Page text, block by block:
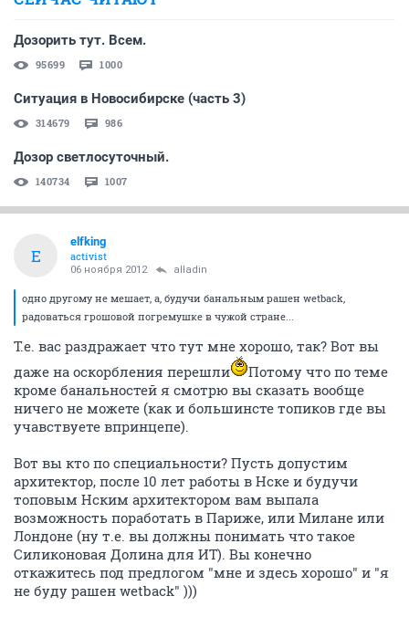
Дозорить тут. Всем.
95699 1000
Ситуация в Новосибирске (часть 3)
314679 986
Дозор светлосуточный.
140734 1007
E
elfking
activist
06 ноября 2012 alladin
одно другому не мешает, а, будучи банальным рашен wetback,
радоваться грошовой погремушке в чужой стране...
Т.е. вас раздражает что тут мне хорошо, так? Вот вы
даже на оскорбления перешли
Потому что по теме
кроме банальностей я смотрю вы сказать вообще
ничего не можете (как и большинсте топиков где вы
учавствуете впринцепе).
Вот вы кто по специальности? Пусть допустим
архитектор, после 10 лет работы в Нске и будучи
топовым Нским архитектором вам выпала
возможность поработать в Париже, или Милане или
Лондоне (ну т.е. вы должны понимать что такое
Силиконовая Долина для ИТ). Вы конечно
откажитесь под предлогом "мне и здесь хорошо" и "я
не буду рашен wetback" )))